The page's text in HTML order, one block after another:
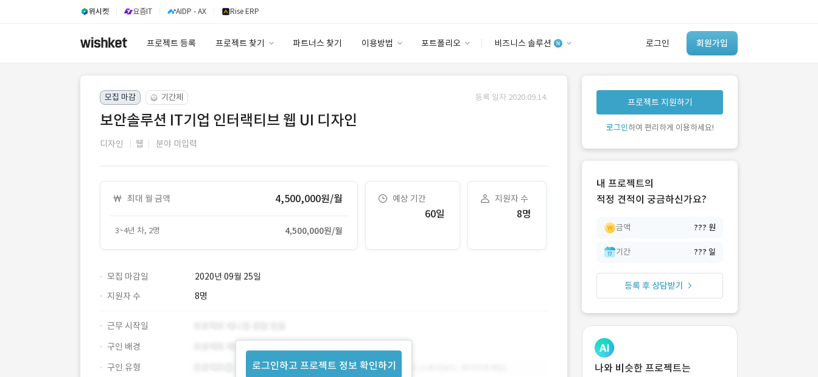
위시켓 요즘IT AIDP - AX Rise ERP
프로젝트 등록 프로젝트 찾기 파트너스 찾기 이용방법 포트폴리오 비즈니스 솔루션 로그인 회원가입
안심 코드 케어
유사사례 검색 AI
‘이런 거’ 만들어본
개발 회사 있어?
모집 마감 기간제 등록 일자 2020.09.14.
보안솔루션 IT기업 인터랙티브 웹 UI 디자인
디자인 웹 분야 미입력
최대 월 금액 4,500,000원/월
3~4년 차, 2명 4,500,000원/월
예상 기간
60일
지원자 수
8명
모집 마감일
2020년 09월 25일
지원자 수
8명
로그인하고 프로젝트 정보 확인하기
근무 시작일
구인 배경
구인 유형
프로젝트 지원하기
로그인하여 편리하게 이용하세요!
내 프로젝트의
적정 견적이 궁금하신가요?
금액 ??? 원
기간 ??? 일
등록 후 상담받기
나와 비슷한 프로젝트는